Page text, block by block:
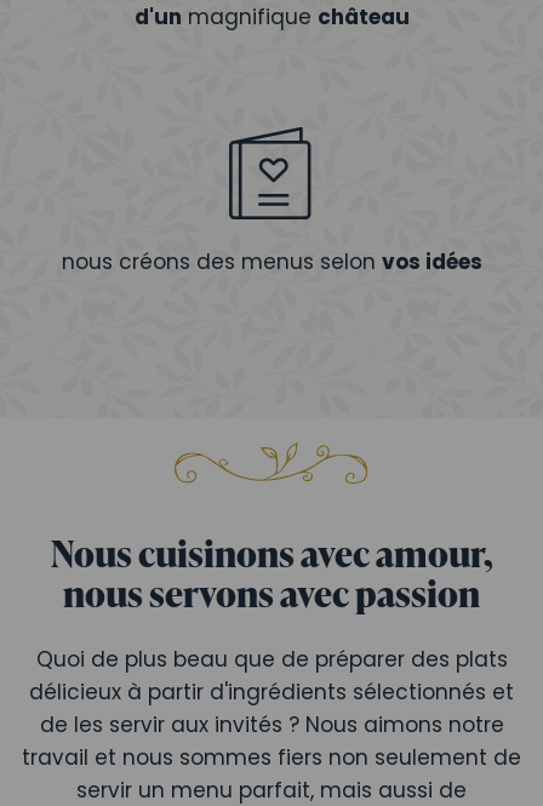
d'un magnifique château
nous créons des menus selon vos idées
Nous cuisinons avec amour,
nous servons avec passion
Quoi de plus beau que de préparer des plats
délicieux à partir d'ingrédients sélectionnés et
de les servir aux invités ? Nous aimons notre
travail et nous sommes fiers non seulement de
servir un menu parfait, mais aussi de